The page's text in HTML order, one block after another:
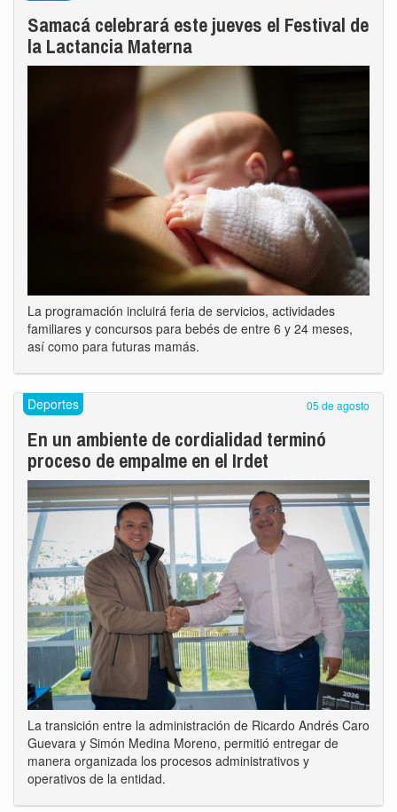
Samacá celebrará este jueves el Festival de
la Lactancia Materna
La programación incluirá feria de servicios, actividades
familiares y concursos para bebés de entre 6 y 24 meses,
así como para futuras mamás.
Deportes 05 de agosto
En un ambiente de cordialidad terminó
proceso de empalme en el Irdet
La transición entre la administración de Ricardo Andrés Caro
Guevara y Simón Medina Moreno, permitió entregar de
manera organizada los procesos administrativos y
operativos de la entidad.